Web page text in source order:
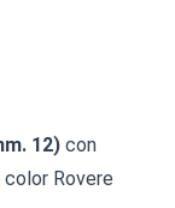
12) con
Rovere